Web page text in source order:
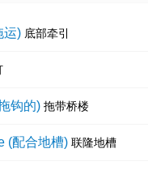
运) 底部牵引
钩的) 拖带桥楼
(配合地槽) 联隆地槽